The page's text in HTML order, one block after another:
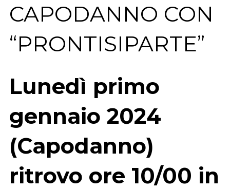
CAPODANNO CON
“PRONTISIPARTE”
Lunedì primo
gennaio 2024
(Capodanno)
ritrovo ore 10/00 in